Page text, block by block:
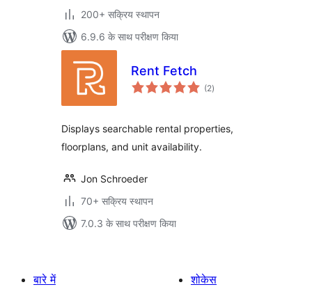
200+ सक्रिय स्थापन
6.9.6 के साथ परीक्षण किया
Rent Fetch
(2कुल
दर)
Displays searchable rental properties,
floorplans, and unit availability.
Jon Schroeder
70+ सक्रिय स्थापन
7.0.3 के साथ परीक्षण किया
बारे में
शोकेस